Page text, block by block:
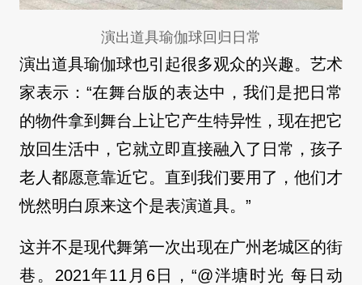
演出道具瑜伽球回归日常
演出道具瑜伽球也引起很多观众的兴趣。艺术
家表示：“在舞台版的表达中，我们是把日常
的物件拿到舞台上让它产生特异性，现在把它
放回生活中，它就立即直接融入了日常，孩子
老人都愿意靠近它。直到我们要用了，他们才
恍然明白原来这个是表演道具。”
这并不是现代舞第一次出现在广州老城区的街
巷。2021年11月6日，“@泮塘时光 每日动